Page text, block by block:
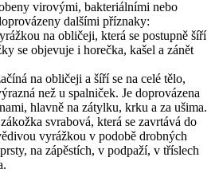
virovými, bakteriálními nebo
dalšími příznaky:
na obličeji, která se postupně šíří
se objevuje i horečka, kašel a zánět
na obličeji a šíří se na celé tělo,
než u spalniček. Je doprovázena
hlavně na zátylku, krku a za ušima.
svrabová, která se zavrtává do
vyrážkou v podobě drobných
na zápěstích, v podpaží, v tříslech